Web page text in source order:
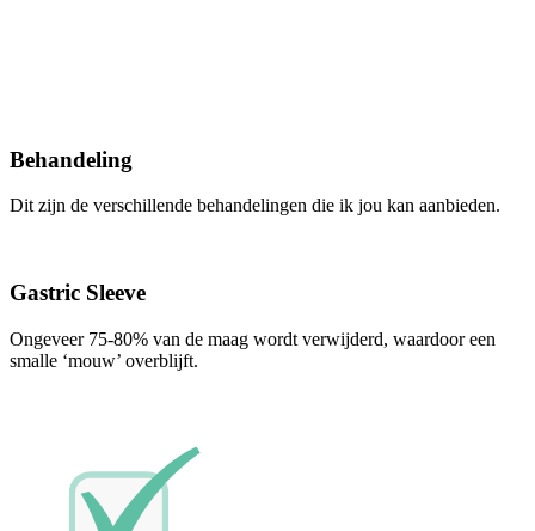
Behandeling
Dit zijn de verschillende behandelingen die ik jou kan aanbieden.
Gastric Sleeve
Ongeveer 75-80% van de maag wordt verwijderd, waardoor een
smalle ‘mouw’ overblijft.